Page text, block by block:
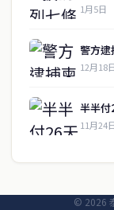
1月5日
警方逮
12月18
半半
11月24
政治
綜合
歡迎來信洽詢合作事
© 2026